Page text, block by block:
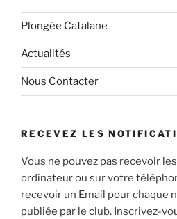
Plongée Catalane
Actualités
Nous Contacter
RECEVEZ LES
Vous ne pouvez pas recevoir
ordinateur ou sur votre
recevoir un Email pour chaque
publiée par le club. Inscrivez-